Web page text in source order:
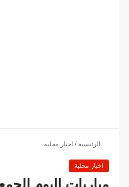
الرئيسية / اخبار محلية
اخبار محلية